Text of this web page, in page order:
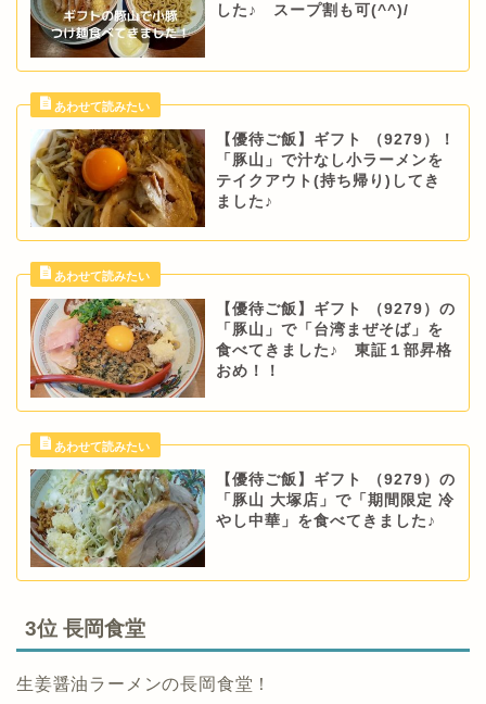
した♪ スープ割も可(^^)/
【優待ご飯】ギフト （9279）！
「豚山」で汁なし小ラーメンを
テイクアウト(持ち帰り)してき
ました♪
【優待ご飯】ギフト （9279）の
「豚山」で「台湾まぜそば」を
食べてきました♪ 東証１部昇格
おめ！！
【優待ご飯】ギフト （9279）の
「豚山 大塚店」で「期間限定 冷
やし中華」を食べてきました♪
3位 長岡食堂
生姜醤油ラーメンの長岡食堂！